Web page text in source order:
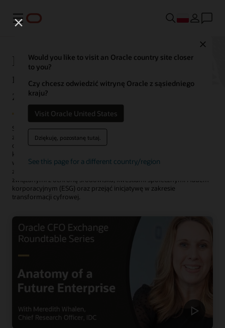
Menu
Would you like to visit an Oracle country site closer
to you?
Czy chcesz odwiedzić witrynę Oracle z sąsiedniego
kraju?
Visit Oracle United States
Dziękuję, pozostanę tutaj.
See this page for a different country/region
Dyrektorzy finansowi: siła
napędowa sukcesu w czasach
zmian
Szybka transformacja technologii i zachowań konsumentów
zmieniła tradycyjne modele biznesowe, przekształcając sposób
działania pracowników i dokonywania zakupów przez
konsumentów. Aby odnieść sukces,
wygrać walkę o talenty, stać się doradcami strategicznymi,
zarządzać ryzykiem przedsiębiorstwa, zająć się wyzwaniami
związanymi z ochroną środowiska, kwestiami społecznymi i ładem
korporacyjnym (ESG) oraz przejąć inicjatywę w zakresie
transformacji cyfrowej.